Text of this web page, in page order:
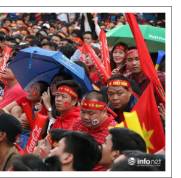
được bố mẹ di chuyển vào trong
mưa.(Ảnh S.Đồng)